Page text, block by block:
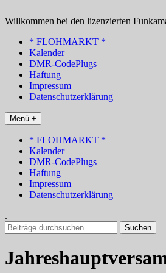
Inhalt
Willkommen bei den lizenzierten
* FLOHMARKT *
Kalender
DMR-CodePlugs
Haftung
Impressum
Datenschutzerklärung
Menü +
* FLOHMARKT *
Kalender
DMR-CodePlugs
Haftung
Impressum
Datenschutzerklärung
.
Suchen
nach: